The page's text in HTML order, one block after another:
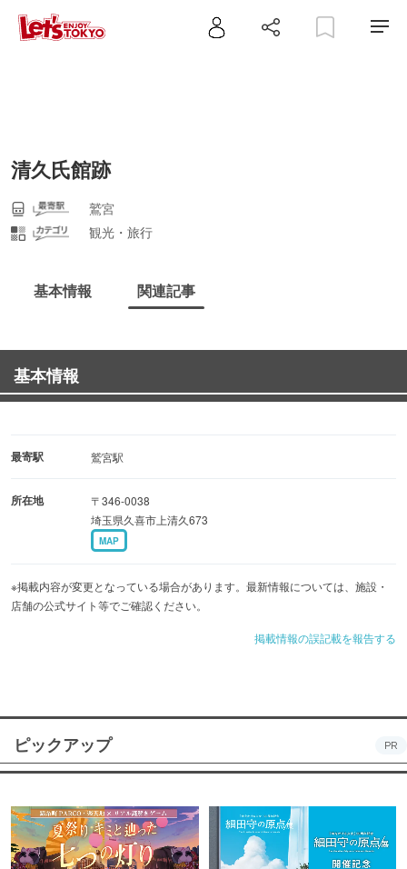
清久氏館跡
鷲宮
観光・旅行
基本情報 関連記事
基本情報
最寄駅 鷲宮駅
所在地
〒346-0038
埼玉県久喜市上清久673
MAP
※掲載内容が変更となっている場合があります。最新情報については、施設・
店舗の公式サイト等でご確認ください。
掲載情報の誤記載を報告する
ピックアップ PR